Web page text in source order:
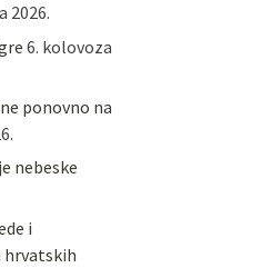
2026.
6. kolovoza
ponovno na
nebeske
i
hrvatskih